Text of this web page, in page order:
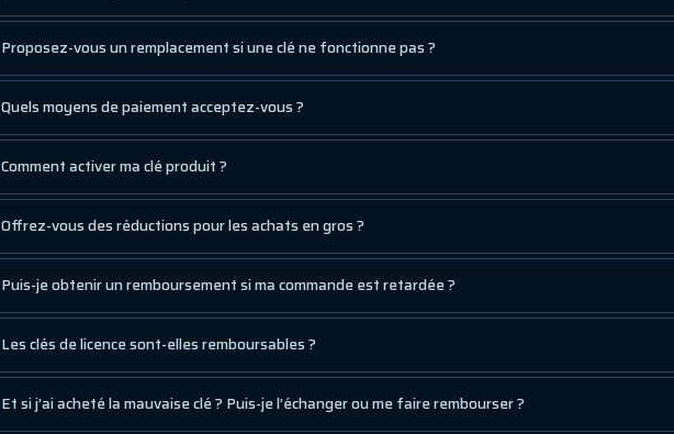
Proposez-vous un remplacement si une clé ne fonctionne pas ?
Quels moyens de paiement acceptez-vous ?
Comment activer ma clé produit ?
Offrez-vous des réductions pour les achats en gros ?
Puis-je obtenir un remboursement si ma commande est retardée ?
Les clés de licence sont-elles remboursables ?
Et si j’ai acheté la mauvaise clé ? Puis-je l’échanger ou me faire rembourser ?